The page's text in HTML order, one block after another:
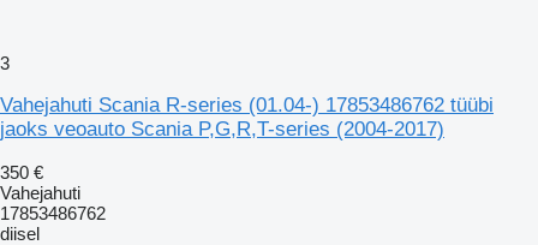
3
Vahejahuti Scania R-series (01.04-) 17853486762 tüübi
jaoks veoauto Scania P,G,R,T-series (2004-2017)
350 €
Vahejahuti
17853486762
diisel